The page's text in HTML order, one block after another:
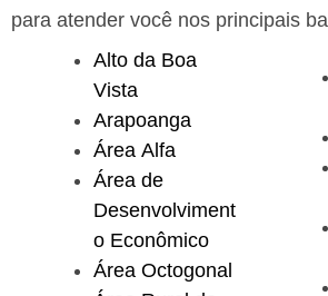
para atender você nos principais
Alto da Boa
Vista
Arapoanga
Área Alfa
Área de
Desenvolviment
o Econômico
Área Octogonal